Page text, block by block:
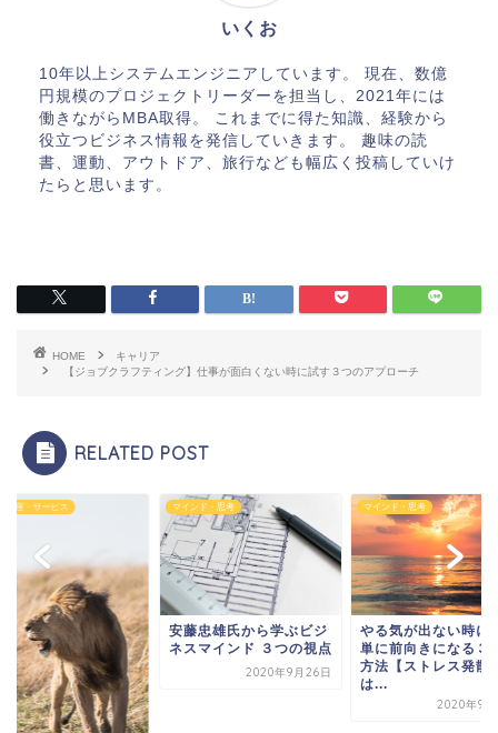
いくお
10年以上システムエンジニアしています。 現在、数億
円規模のプロジェクトリーダーを担当し、2021年には
働きながらMBA取得。 これまでに得た知識、経験から
役立つビジネス情報を発信していきます。 趣味の読
書、運動、アウトドア、旅行なども幅広く投稿していけ
たらと思います。
HOME
キャリア
【ジョブクラフティング】仕事が面白くない時に試す３つのアプローチ
RELATED POST
講座・サービス マインド・思考
安藤忠雄氏から学ぶビジ
ネスマインド ３つの視点
2020年9月26日
マインド・思考
やる気が出ない時に
単に前向きになる３
方法【ストレス発散
は...
2020年9